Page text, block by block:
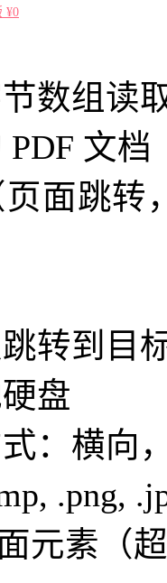
¥0
数组读
文档
面跳转
转到目
盘
：横向
.png,
元素（